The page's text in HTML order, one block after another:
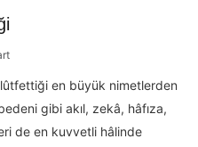
lûtfettiği en büyük nimetlerden
gibi akıl, zekâ, hâfıza,
de en kuvvetli hâlinde